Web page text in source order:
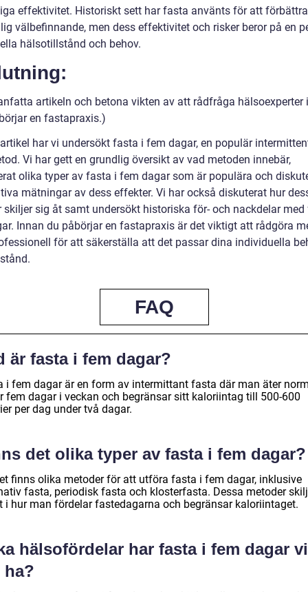
effektivitet. Historiskt sett har fasta använts för att
välbefinnande, men dess effektivitet och risker beror på en
hälsotillstånd och behov.
artikeln och betona vikten av att rådfråga hälsoexperter
en fastapraxis.)
har vi undersökt fasta i fem dagar, en populär
Vi har gett en grundlig översikt av vad metoden innebär,
olika typer av fasta i fem dagar som är populära och
mätningar av dess effekter. Vi har också diskuterat hur
skiljer sig åt samt undersökt historiska för- och nackdelar
Innan du påbörjar en fastapraxis är det viktigt att rådgöra
för att säkerställa att det passar dina individuella
FAQ
är fasta i fem dagar?
i fem dagar är en form av intermittant fasta där man äter
fem dagar i veckan och begränsar sitt kaloriintag till 500-600
per dag under två dagar.
det olika typer av fasta i fem dagar?
finns olika metoder för att utföra fasta i fem dagar, inklusive
fasta, periodisk fasta och klosterfasta. Dessa metoder
i hur man fördelar fastedagarna och begränsar kaloriintaget.
hälsofördelar har fasta i fem dagar
ha?